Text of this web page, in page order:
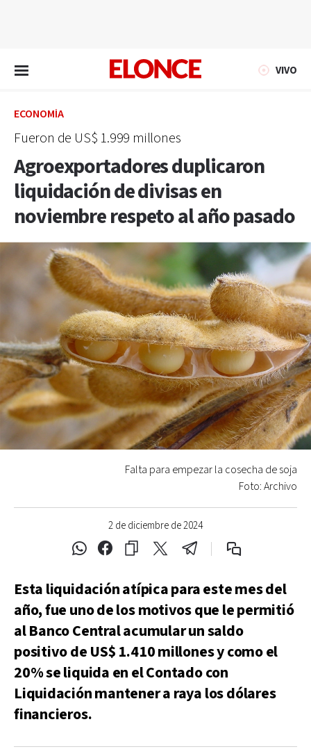
VIVO
ECONOMÍA
Fueron de US$ 1.999 millones
Agroexportadores duplicaron
liquidación de divisas en
noviembre respeto al año pasado
2 de diciembre de 2024
Falta para empezar la cosecha de soja
Foto: Archivo
Esta liquidación atípica para este mes del
año, fue uno de los motivos que le permitió
al Banco Central acumular un saldo
positivo de US$ 1.410 millones y como el
20% se liquida en el Contado con
Liquidación mantener a raya los dólares
financieros.